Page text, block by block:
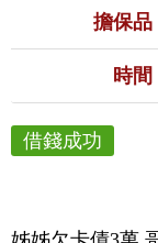
擔保品
時間
借錢成功